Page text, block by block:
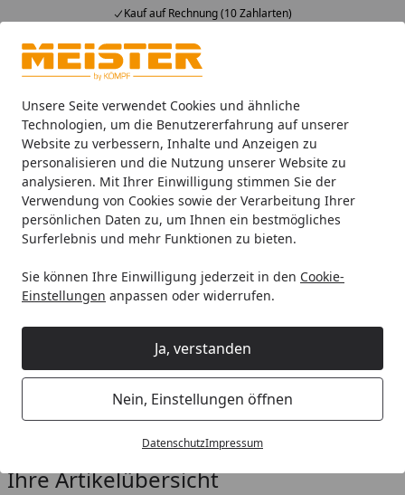
Unsere Seite verwendet Cookies und ähnliche
Technologien, um die Benutzererfahrung auf unserer
Website zu verbessern, Inhalte und Anzeigen zu
personalisieren und die Nutzung unserer Website zu
analysieren. Mit Ihrer Einwilligung stimmen Sie der
Verwendung von Cookies sowie der Verarbeitung Ihrer
persönlichen Daten zu, um Ihnen ein bestmögliches
Surferlebnis und mehr Funktionen zu bieten.
Sie können Ihre Einwilligung jederzeit in den Cookie-
Einstellungen anpassen oder widerrufen.
Ja, verstanden
Nein, Einstellungen öffnen
DatenschutzImpressum
Kauf auf Rechnung (10 Zahlarten)
Alle Produkte
Mein Konto
Suchen
Startseite
Paneele Meister Dekorpaneele
Meister Dekorpaneele
Wählen Sie Ihre Wunschkategorie
Meister Dekorpaneele MeisterPaneele. terra
Meister Dekorpaneele MeisterPaneele. terra
Eleganter Übergang:
Die Nullfuge
Anti-Schimmel-Wirkung
Stärke: 12 mm | Breite:
200 mm & 250 mm
Meister
Ihre Artikelübersicht